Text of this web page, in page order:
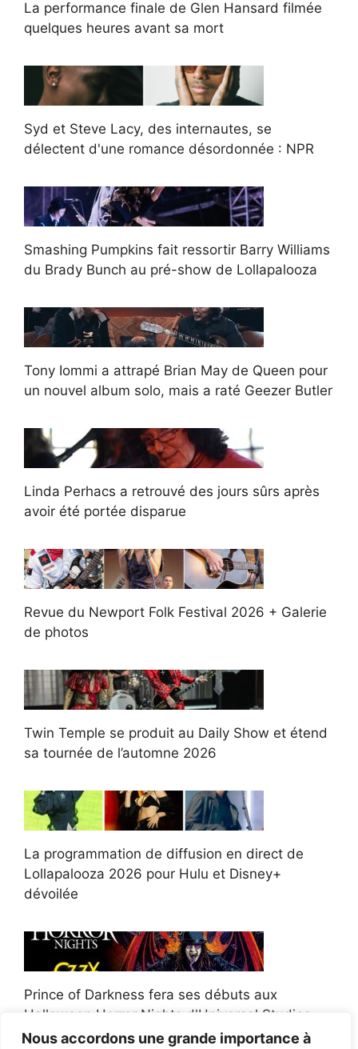
Nous accordons une grande importance à
La performance finale de Glen Hansard filmée
quelques heures avant sa mort
Syd et Steve Lacy, des internautes, se
délectent d'une romance désordonnée : NPR
Smashing Pumpkins fait ressortir Barry Williams
du Brady Bunch au pré-show de Lollapalooza
Tony Iommi a attrapé Brian May de Queen pour
un nouvel album solo, mais a raté Geezer Butler
Linda Perhacs a retrouvé des jours sûrs après
avoir été portée disparue
Revue du Newport Folk Festival 2026 + Galerie
de photos
Twin Temple se produit au Daily Show et étend
sa tournée de l’automne 2026
La programmation de diffusion en direct de
Lollapalooza 2026 pour Hulu et Disney+
dévoilée
Prince of Darkness fera ses débuts aux
Halloween Horror Nights d'Universal Studios